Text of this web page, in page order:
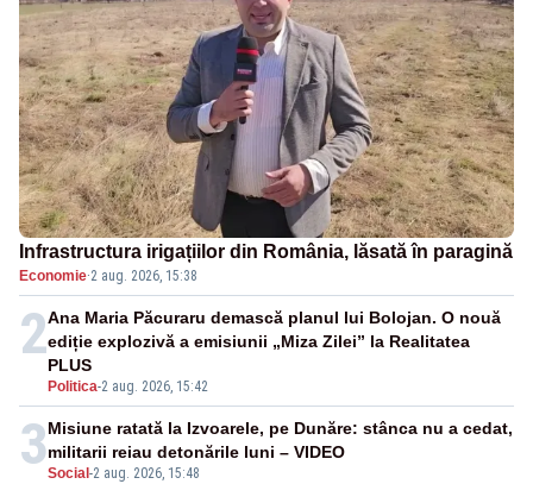
Infrastructura irigațiilor din România, lăsată în paragină
Economie·2 aug. 2026, 15:38
2
Politica-2 aug. 2026, 15:42
Ana Maria Păcuraru demască planul lui Bolojan. O nouă
ediție explozivă a emisiunii „Miza Zilei” la Realitatea
PLUS
3Social -2 aug. 2026, 15:48
Misiune ratată la Izvoarele, pe Dunăre: stânca nu a cedat,
militarii reiau detonările luni – VIDEO